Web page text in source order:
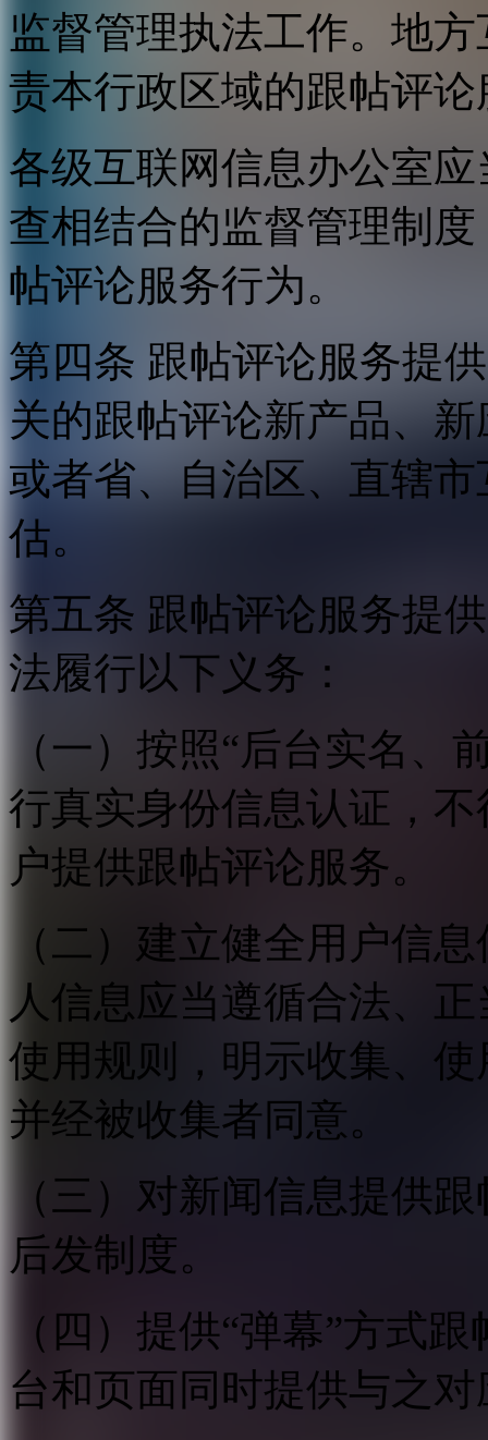
监督管理执法工作。地
责本行政区域的跟帖评
各级互联网信息办公室
查相结合的监督管理制
帖评论服务行为。
第四条 跟帖评论服务提
关的跟帖评论新产品、
或者省、自治区、直辖
估。
第五条 跟帖评论服务提
法履行以下义务：
（一）按照“后台实名、
行真实身份信息认证，
户提供跟帖评论服务。
（二）建立健全用户信
人信息应当遵循合法、
使用规则，明示收集、
并经被收集者同意。
（三）对新闻信息提供
后发制度。
（四）提供“弹幕”方式
台和页面同时提供与之